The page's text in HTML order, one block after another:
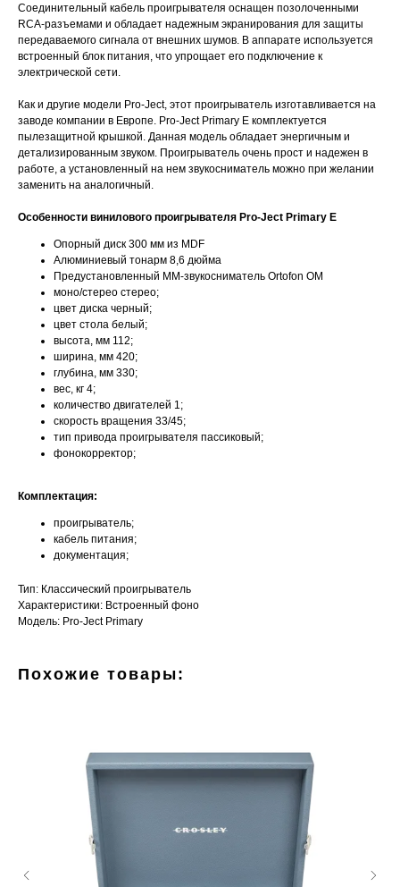
Соединительный кабель проигрывателя оснащен позолоченными
RCA-разъемами и обладает надежным экранирования для защиты
передаваемого сигнала от внешних шумов. В аппарате используется
встроенный блок питания, что упрощает его подключение к
электрической сети.
Как и другие модели Pro-Ject, этот проигрыватель изготавливается на
заводе компании в Европе. Pro-Ject Primary E комплектуется
пылезащитной крышкой. Данная модель обладает энергичным и
детализированным звуком. Проигрыватель очень прост и надежен в
работе, а установленный на нем звукосниматель можно при желании
заменить на аналогичный.
Особенности винилового проигрывателя Pro-Ject Primary E
Опорный диск 300 мм из MDF
Алюминиевый тонарм 8,6 дюйма
Предустановленный MM-звукосниматель Ortofon OM
моно/стерео стерео;
цвет диска черный;
цвет стола белый;
высота, мм 112;
ширина, мм 420;
глубина, мм 330;
вес, кг 4;
количество двигателей 1;
скорость вращения 33/45;
тип привода проигрывателя пасcиковый;
фонокорректор;
Комплектация:
проигрыватель;
кабель питания;
документация;
Тип: Классический проигрыватель
Характеристики: Встроенный фоно
Модель: Pro-Ject Primary
Похожие товары: